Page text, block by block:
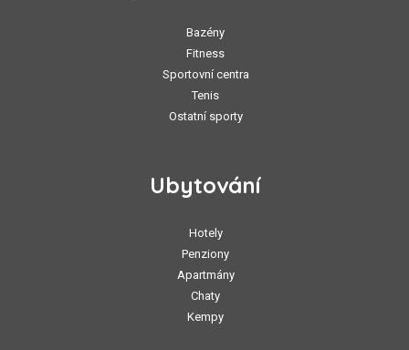
Bazény
Fitness
Sportovní centra
Tenis
Ostatní sporty
Ubytování
Hotely
Penziony
Apartmány
Chaty
Kempy